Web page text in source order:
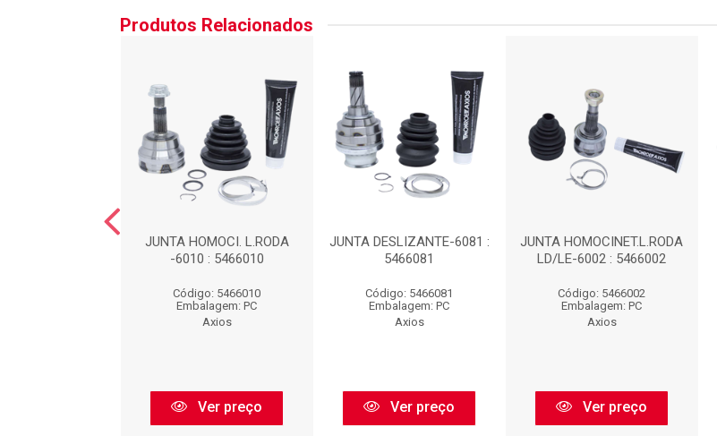
Produtos Relacionados
JUNTA HOMOCI. L.RODA
-6010 : 5466010
Código: 5466010
Embalagem: PC
Axios
Ver preço
JUNTA DESLIZANTE-6081 :
5466081
Código: 5466081
Embalagem: PC
Axios
Ver preço
JUNTA HOMOCINET.L.RODA
LD/LE-6002 : 5466002
Código: 5466002
Embalagem: PC
Axios
Ver preço